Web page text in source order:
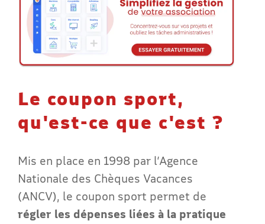
Le coupon sport,
qu'est-ce que c'est ?
Mis en place en 1998 par l’Agence
Nationale des Chèques Vacances
(ANCV), le coupon sport permet de
régler les dépenses liées à la pratique